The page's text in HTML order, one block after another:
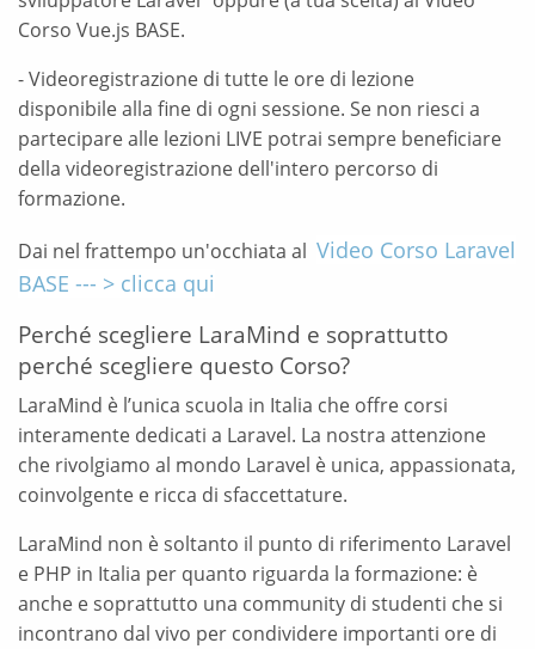
Corso Vue.js BASE.
- Videoregistrazione di tutte le ore di lezione
disponibile alla fine di ogni sessione. Se non riesci a
partecipare alle lezioni LIVE potrai sempre beneficiare
della videoregistrazione dell'intero percorso di
formazione.
Dai nel frattempo un'occhiata al Video Corso Laravel
BASE --- > clicca qui
Perché scegliere LaraMind e soprattutto
perché scegliere questo Corso?
LaraMind è l’unica scuola in Italia che offre corsi
interamente dedicati a Laravel. La nostra attenzione
che rivolgiamo al mondo Laravel è unica, appassionata,
coinvolgente e ricca di sfaccettature.
LaraMind non è soltanto il punto di riferimento Laravel
e PHP in Italia per quanto riguarda la formazione: è
anche e soprattutto una community di studenti che si
incontrano dal vivo per condividere importanti ore di